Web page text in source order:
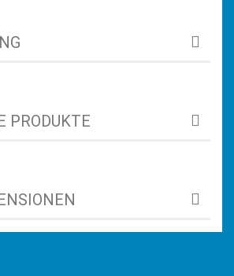
PRODUKTE